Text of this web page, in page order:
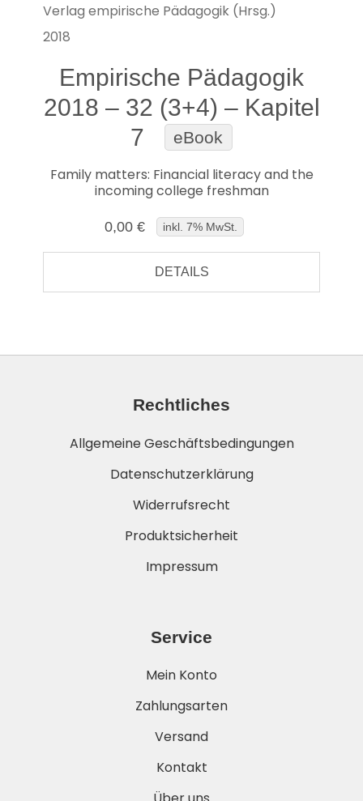
Verlag empirische Pädagogik (Hrsg.)
2018
Empirische Pädagogik
2018 – 32 (3+4) – Kapitel
7
eBook
Family matters: Financial literacy and the
incoming college freshman
0,00 € inkl. 7% MwSt.
DETAILS
Rechtliches
Allgemeine Geschäftsbedingungen
Datenschutzerklärung
Widerrufsrecht
Produktsicherheit
Impressum
Service
Mein Konto
Zahlungsarten
Versand
Kontakt